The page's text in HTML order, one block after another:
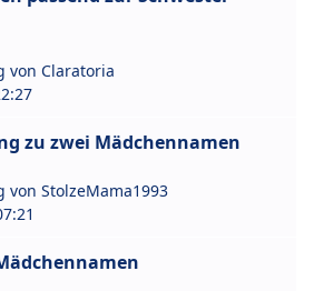
von Claratoria
zu zwei Mädchennamen
von StolzeMama1993